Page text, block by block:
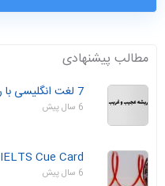
مطالب پیشنهادی
7 لغت انگلیسی با ریشه عجیب و غریب
6 سال پیش
IELTS Cue Card شماره 45 :توصیف فیلم موردعلاقه
6 سال پیش